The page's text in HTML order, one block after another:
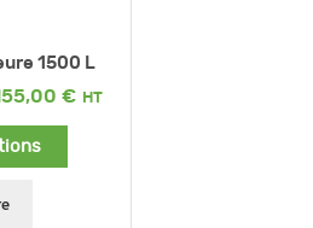
1500 L
€
Plage